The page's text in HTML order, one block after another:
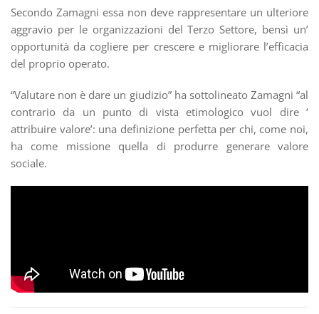
Secondo Zamagni essa non deve rappresentare un ulteriore
aggravio per le organizzazioni del Terzo Settore, bensì un’
opportunità da cogliere per crescere e migliorare l’efficacia
del proprio operato.
“Valutare non è dare un giudizio” ha sottolineato Zamagni “al
contrario da un punto di vista etimologico vuol dire ‘
attribuire valore’: una definizione perfetta per chi, come noi,
ha come missione quella di produrre generare valore
sociale.